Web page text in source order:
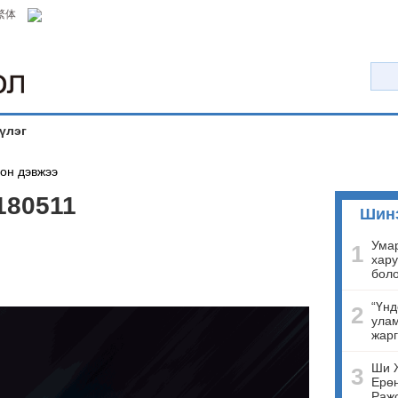
体
дэвжээ
1
2
3
Ши